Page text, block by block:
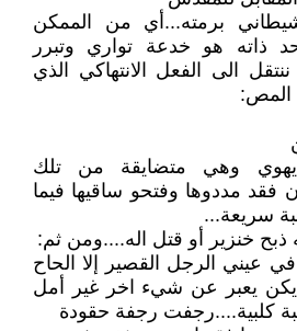
شيطاني برمته...أي من الممكن
ذاته هو خدعة تواري وتبرر
الى الفعل الانتهاكي الذي
المص:
وهي متضايقة من تلك
فقد مددوها وفتحو ساقيها فيما
سريعة...
ذبح خنزير أو قتل اله....ومن ثم:
عيني الرجل القصير إلا الحاح
يكن يعبر عن شيء اخر غير أمل
كلبية....رجفت رجفة حقودة